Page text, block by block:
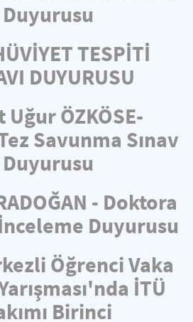
Duyurusu
TESPİTİ
DUYURUSU
Uğur ÖZKÖSE-
Savunma Sınav
Duyurusu
- Doktora
Duyurusu
Öğrenci Vaka
İTÜ
Birinci